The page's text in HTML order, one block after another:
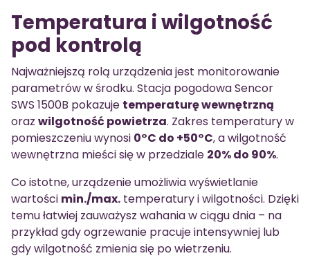
Temperatura i wilgotność
pod kontrolą
Najważniejszą rolą urządzenia jest monitorowanie
parametrów w środku. Stacja pogodowa Sencor
SWS 1500B pokazuje temperaturę wewnętrzną
oraz wilgotność powietrza. Zakres temperatury w
pomieszczeniu wynosi 0°C do +50°C, a wilgotność
wewnętrzna mieści się w przedziale 20% do 90%.
Co istotne, urządzenie umożliwia wyświetlanie
wartości min./max. temperatury i wilgotności. Dzięki
temu łatwiej zauważysz wahania w ciągu dnia – na
przykład gdy ogrzewanie pracuje intensywniej lub
gdy wilgotność zmienia się po wietrzeniu.